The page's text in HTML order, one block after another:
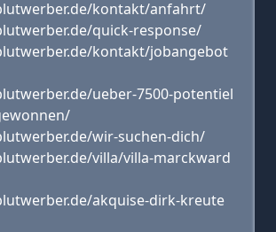
kontakt/anfahrt/
quick-response/
kontakt/jobangebot
ueber-7500-potentiel
wir-suchen-dich/
villa/villa-marckward
akquise-dirk-kreute